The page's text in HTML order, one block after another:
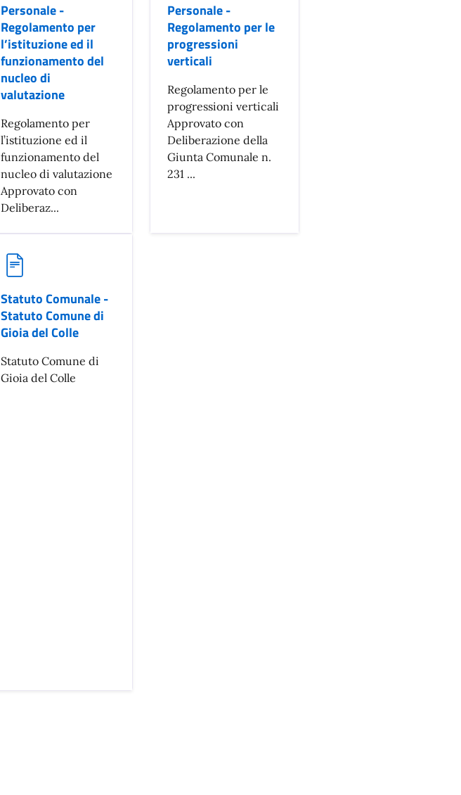
Personale -
Regolamento per
l’istituzione ed il
funzionamento del
nucleo di
valutazione
Regolamento per
l’istituzione ed il
funzionamento del
nucleo di valutazione
Approvato con
Deliberaz...
Personale -
Regolamento per le
progressioni
verticali
Regolamento per le
progressioni verticali
Approvato con
Deliberazione della
Giunta Comunale n.
231 ...
Statuto Comunale -
Statuto Comune di
Gioia del Colle
Statuto Comune di
Gioia del Colle